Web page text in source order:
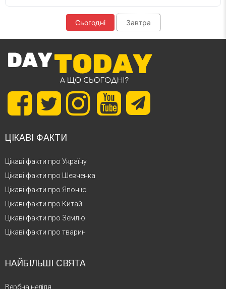
Сьогодні Завтра
ЦІКАВІ ФАКТИ
Цікаві факти про Україну
Цікаві факти про Шевченка
Цікаві факти про Японію
Цікаві факти про Китай
Цікаві факти про Землю
Цікаві факти про тварин
НАЙБІЛЬШІ СВЯТА
Вербна неділя